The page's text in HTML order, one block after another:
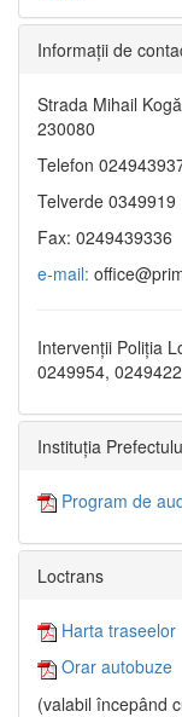
Informaţii de
Strada Mihail
230080
Telefon
Telverde 0349919
Fax: 0249439336
e-mail:
Intervenții Poliția
0249954,
Instituția
Program de
Loctrans
Harta traseelor
Orar autobuze
(valabil începând